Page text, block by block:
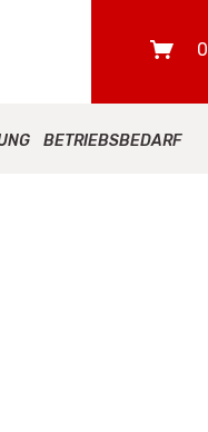
BETRIEBSBEDARF